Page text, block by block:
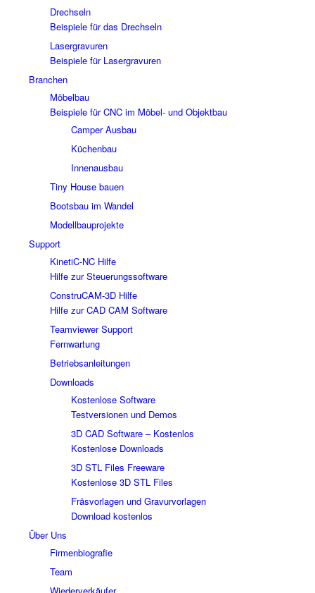
Drechseln
Beispiele für das Drechseln
Lasergravuren
Beispiele für Lasergravuren
Branchen
Möbelbau
Beispiele für CNC im Möbel- und Objektbau
Camper Ausbau
Küchenbau
Innenausbau
Tiny House bauen
Bootsbau im Wandel
Modellbauprojekte
Support
KinetiC-NC Hilfe
Hilfe zur Steuerungssoftware
ConstruCAM-3D Hilfe
Hilfe zur CAD CAM Software
Teamviewer Support
Fernwartung
Betriebsanleitungen
Downloads
Kostenlose Software
Testversionen und Demos
3D CAD Software – Kostenlos
Kostenlose Downloads
3D STL Files Freeware
Kostenlose 3D STL Files
Fräsvorlagen und Gravurvorlagen
Download kostenlos
Über Uns
Firmenbiografie
Team